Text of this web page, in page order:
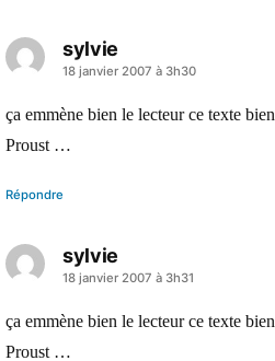
sylvie
a
dit :
18 janvier 2007 à 3h30
ça emmène bien le lecteur ce texte
Proust …
Répondre
sylvie
a
dit :
18 janvier 2007 à 3h31
ça emmène bien le lecteur ce texte
Proust …